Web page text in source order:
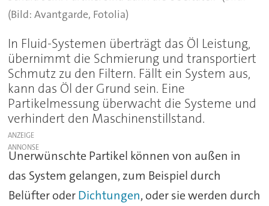
(Bild: Avantgarde, Fotolia)
In Fluid-Systemen überträgt das Öl Leistung,
übernimmt die Schmierung und transportiert
Schmutz zu den Filtern. Fällt ein System aus,
kann das Öl der Grund sein. Eine
Partikelmessung überwacht die Systeme und
verhindert den Maschinenstillstand.
ANZEIGE
Unerwünschte Partikel können von außen in
das System gelangen, zum Beispiel durch
Belüfter oderDichtungen, oder sie werden durch